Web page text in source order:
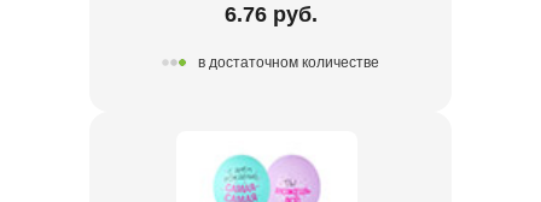
6.76 руб.
в достаточном количестве